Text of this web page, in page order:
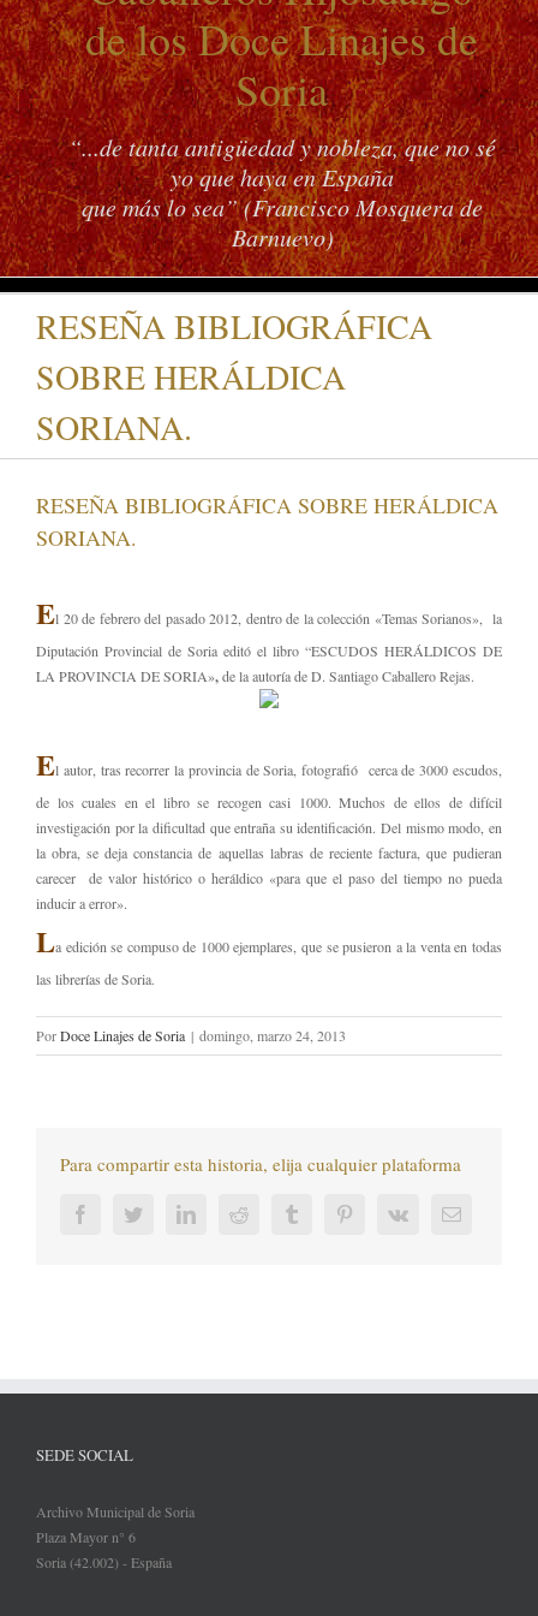
de los Doce Linajes de
Soria
“...de tanta antigüedad y nobleza, que no sé
yo que haya en España
que más lo sea” (Francisco Mosquera de
Barnuevo)
RESEÑA BIBLIOGRÁFICA
SOBRE HERÁLDICA
SORIANA.
RESEÑA BIBLIOGRÁFICA SOBRE HERÁLDICA
SORIANA.
El 20 de febrero del pasado 2012, dentro de la colección «Temas Sorianos», la
Diputación Provincial de Soria editó el libro “ESCUDOS HERÁLDICOS DE
LA PROVINCIA DE SORIA»,de la autoría de D. Santiago Caballero Rejas.
El autor, tras recorrer la provincia de Soria, fotografió cerca de 3000 escudos,
de los cuales en el libro se recogen casi 1000. Muchos de ellos de difícil
investigación por la dificultad que entraña su identificación. Del mismo modo, en
la obra, se deja constancia de aquellas labras de reciente factura, que pudieran
carecer de valor histórico o heráldico «para que el paso del tiempo no pueda
inducir a error».
La edición se compuso de 1000 ejemplares, que se pusieron a la venta en todas
las librerías de Soria.
PorDoce Linajes de Soria | domingo, marzo 24, 2013
Para compartir esta historia, elija cualquier plataforma
FacebookTwitterLinkedInReddit Tumblr PinterestVk
Correo
SEDE SOCIAL
Archivo Municipal de Soria
Plaza Mayor n° 6
Soria (42.002) - España